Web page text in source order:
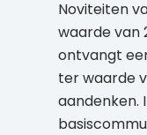
Noviteiten
waarde van
ontvangt
ter waarde
aandenken.